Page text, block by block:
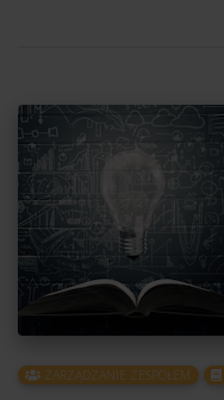
ZARZĄDZANIE ZESPOŁEM